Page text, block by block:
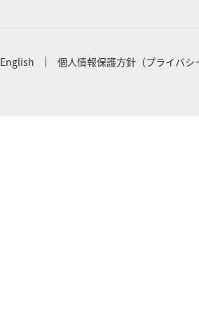
English 個人情報保護方針（プライバシ